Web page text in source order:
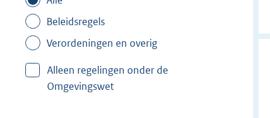
e
r
B
r
Beleidsregels
Verordeningen en overig
Alleen regelingen onder de
Omgevingswet